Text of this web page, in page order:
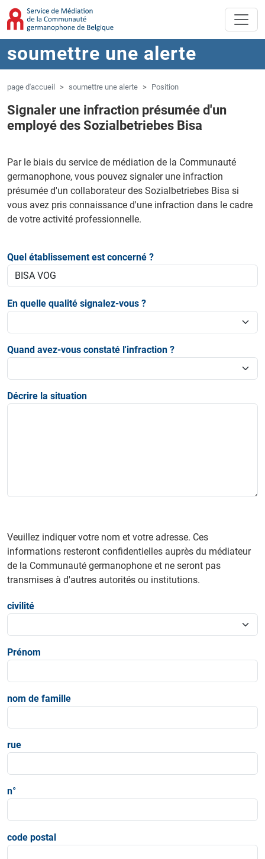
Aller au contenu principal
Sauter à la navigation
soumettre une alerte
page d'accueil soumettre une alerte Position
Signaler une infraction présumée d'un
employé des Sozialbetriebes Bisa
Par le biais du service de médiation de la Communauté
germanophone, vous pouvez signaler une infraction
présumée d'un collaborateur des Sozialbetriebes Bisa si
vous avez pris connaissance d'une infraction dans le cadre
de votre activité professionnelle.
Quel établissement est concerné ?
En quelle qualité signalez-vous ?
Quand avez-vous constaté l'infraction ?
Décrire la situation
Veuillez indiquer votre nom et votre adresse. Ces
informations resteront confidentielles auprès du médiateur
de la Communauté germanophone et ne seront pas
transmises à d'autres autorités ou institutions.
civilité
Prénom
nom de famille
rue
n°
code postal